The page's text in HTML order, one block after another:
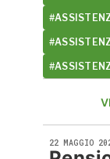
22 MAGGIO